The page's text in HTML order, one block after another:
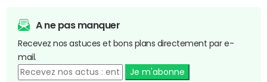
A ne pas manquer
Recevez nos astuces et bons plans directement par e-
mail.
Je m'abonne